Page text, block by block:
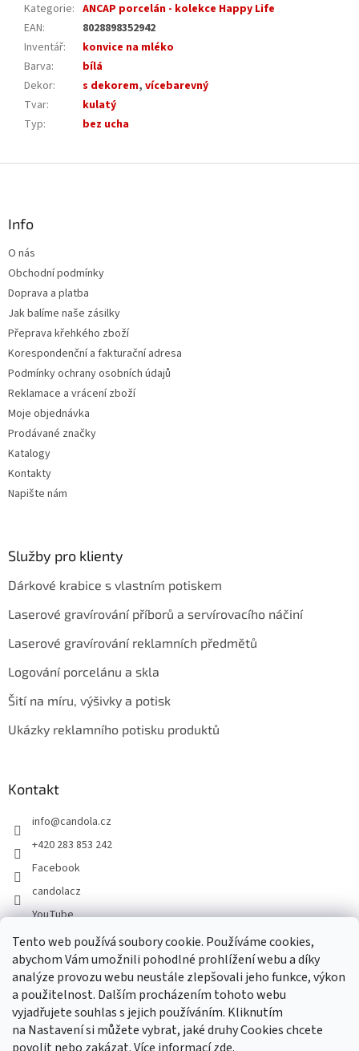
Tento web používá soubory cookie. Používáme cookies,
abychom Vám umožnili pohodlné prohlížení webu a díky
analýze provozu webu neustále zlepšovali jeho funkce, výkon
a použitelnost. Dalším procházením tohoto webu
vyjadřujete souhlas s jejich používáním. Kliknutím
na Nastavení si můžete vybrat, jaké druhy Cookies chcete
Kategorie: ANCAP porcelán - kolekce Happy Life
EAN:
8028898352942
Inventář:
konvice na mléko
Barva:
bílá
Dekor: s dekorem, vícebarevný
Tvar:
kulatý
Typ: bez ucha
Info
O nás
Obchodní podmínky
Doprava a platba
Jak balíme naše zásilky
Přeprava křehkého zboží
Korespondenční a fakturační adresa
Podmínky ochrany osobních údajů
Reklamace a vrácení zboží
Moje objednávka
Prodávané značky
Katalogy
Kontakty
Napište nám
Služby pro klienty
Dárkové krabice s vlastním potiskem
Laserové gravírování příborů a servírovacího náčiní
Laserové gravírování reklamních předmětů
Logování porcelánu a skla
Šití na míru, výšivky a potisk
Ukázky reklamního potisku produktů
Kontakt
info@candola.cz
+420 283 853 242
Facebook
candolacz
YouTube
Přijímáme online platby